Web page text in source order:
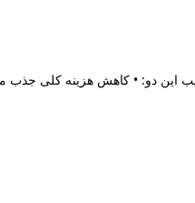
این دو: • کاهش هزینه کلی جذب